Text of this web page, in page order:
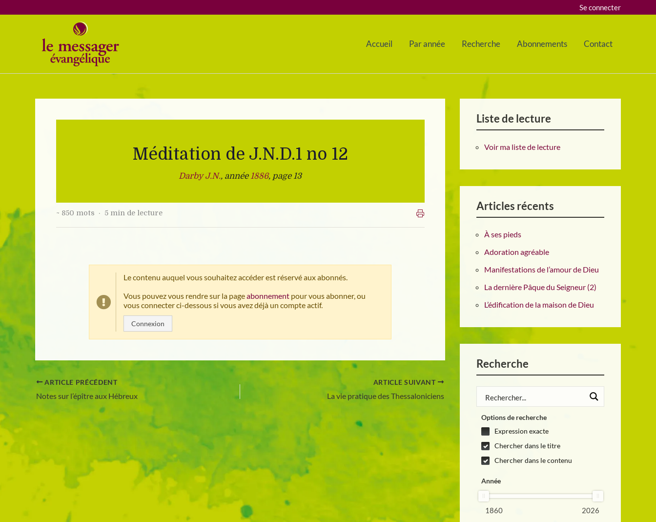
Se connecter
Accueil Par année Recherche Abonnements Contact
Méditation de J.N.D.1 no 12
Darby J.N., année 1886, page 13
~ 850 mots · 5 min de lecture
Le contenu auquel vous souhaitez accéder est réservé aux abonnés.
Vous pouvez vous rendre sur la pageabonnement pour vous abonner, ou
vous connecter ci-dessous si vous avez déjà un compte actif.
Connexion
ARTICLE PRÉCÉDENT
Notes sur l’épître aux Hébreux
ARTICLE SUIVANT
La vie pratique des Thessaloniciens
Liste de lecture
Voir ma liste de lecture
Articles récents
À ses pieds
Adoration agréable
Manifestations de l’amour de Dieu
La dernière Pâque du Seigneur (2)
L’édification de la maison de Dieu
Recherche
Options de recherche
Expression exacte
Chercher dans le titre
Chercher dans le contenu
Année
1860 2026